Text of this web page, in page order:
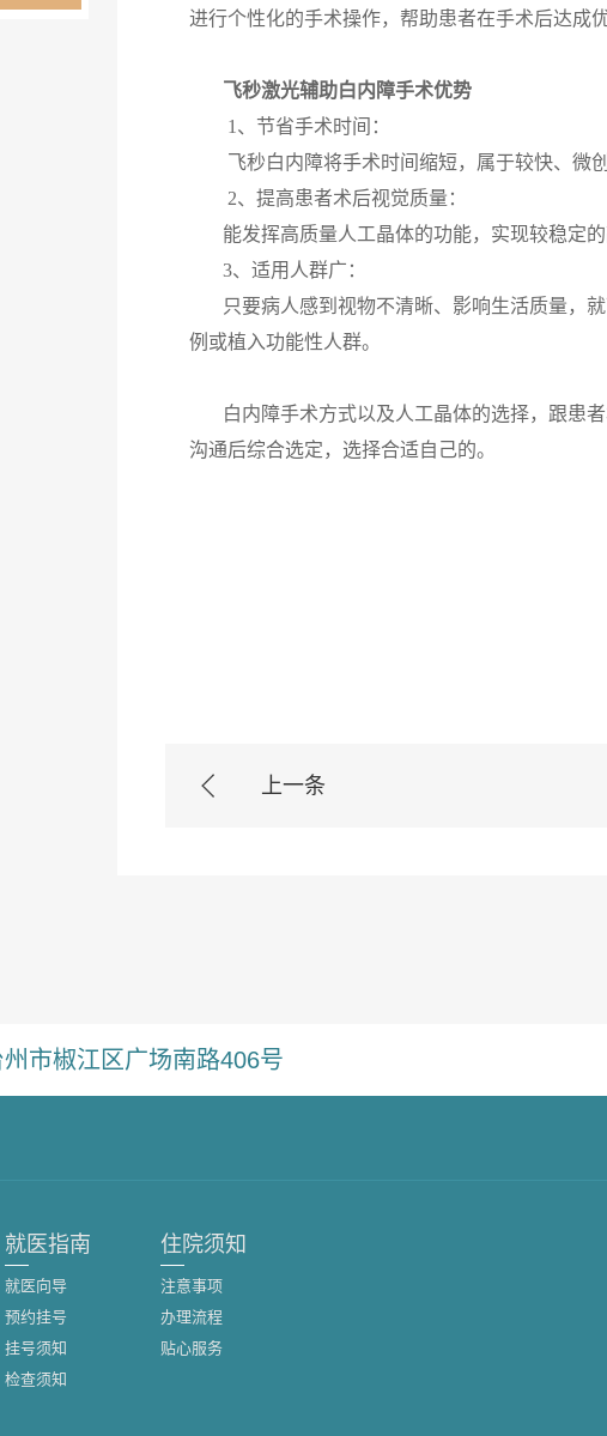
进行个性化的手术操作，帮助患者在手术后达成
飞秒激光辅助白内障手术优势
1、节省手术时间：
飞秒白内障将手术时间缩短，属于较快、微
2、提高患者术后视觉质量：
能发挥高质量人工晶体的功能，实现较稳定的
3、适用人群广：
只要病人感到视物不清晰、影响生活质量，
例或植入功能性人群。
白内障手术方式以及人工晶体的选择，跟患
沟通后综合选定，选择合适自己的。
上一条
市椒江区广场南路406号
就医指南
就医向导
预约挂号
挂号须知
检查须知
住院须知
注意事项
办理流程
贴心服务